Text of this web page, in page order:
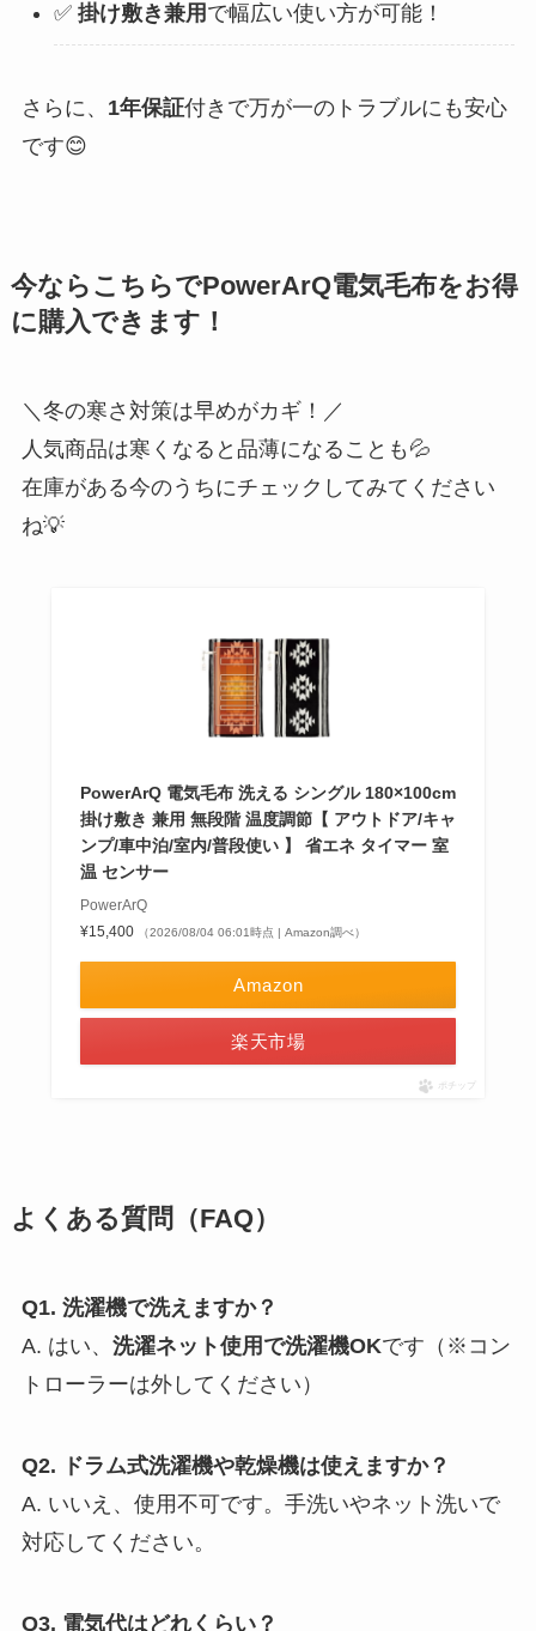
✅ 掛け敷き兼用 で幅広い使い方が可能！
さらに、 1年保証付きで万が一のトラブルにも安心
です😊
今ならこちらでPowerArQ電気毛布をお得
に購入できます！
＼冬の寒さ対策は早めがカギ！／
人気商品は寒くなると品薄になることも💦
在庫がある今のうちにチェックしてみてください
ね💡
PowerArQ 電気毛布 洗える シングル 180×100cm
掛け敷き 兼用 無段階 温度調節【 アウトドア/キャ
ンプ/車中泊/室内/普段使い 】 省エネ タイマー 室
温 センサー
PowerArQ
¥15,400
（2026/08/04 06:01時点 | Amazon調べ）
Amazon
楽天市場
ポチップ
よくある質問（FAQ）
Q1. 洗濯機で洗えますか？
A. はい、 洗濯ネット使用で洗濯機OKです（※コン
トローラーは外してください）
Q2. ドラム式洗濯機や乾燥機は使えますか？
A. いいえ、使用不可です。手洗いやネット洗いで
対応してください。
Q3. 電気代はどれくらい？